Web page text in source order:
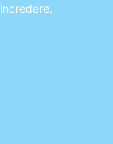
incredere.